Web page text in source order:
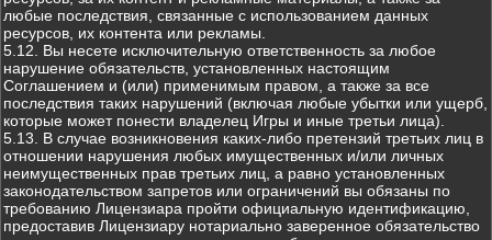
любые последствия, связанные с использованием данных
ресурсов, их контента или рекламы.
5.12. Вы несете исключительную ответственность за любое
нарушение обязательств, установленных настоящим
Соглашением и (или) применимым правом, а также за все
последствия таких нарушений (включая любые убытки или ущерб,
которые может понести владелец Игры и иные третьи лица).
5.13. В случае возникновения каких-либо претензий третьих лиц в
отношении нарушения любых имущественных и/или личных
неимущественных прав третьих лиц, а равно установленных
законодательством запретов или ограничений вы обязаны по
требованию Лицензиара пройти официальную идентификацию,
предоставив Лицензиару нотариально заверенное обязательство